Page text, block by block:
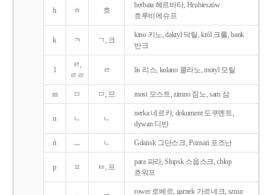
h ㅎ 흐
herbata 헤르바타, Hrubieszów
흐루비에슈프
k ㅋ ㄱ, 크
kino 키노, daktyl 닥틸, król 크룰, bank
반크
l
ㄹ,
ㄹㄹ
ㄹ lis 리스, kolano 콜라노, motyl 모틸
m ㅁ ㅁ, 므 most 모스트, zimno 짐노, sam 삼
n ㄴ ㄴ
nerka 네르카, dokument 도쿠멘트,
dywan 디반
ń ㅡ ㄴ Gdańsk 그단스크, Poznań 포즈난
p ㅍ ㅂ, 프
para 파라, Słupsk 스웁스크, chłop
흐워프
rower 로베르, garnek 가르네크, sznur